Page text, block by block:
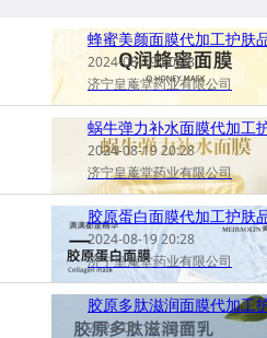
蜂蜜美颜面膜代加工护肤
2024-08-19 20:28
济宁皇蓭堂药业有限公司
蜗牛弹力补水面膜代加工
2024-08-19 20:28
济宁皇蓭堂药业有限公司
胶原蛋白面膜代加工护肤
2024-08-19 20:28
济宁皇蓭堂药业有限公司
胶原多肽滋润面膜代加工
2024-08-19 20:28